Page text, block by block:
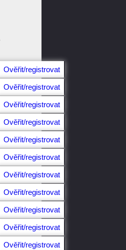
Ověřit/registrovat
Ověřit/registrovat
Ověřit/registrovat
Ověřit/registrovat
Ověřit/registrovat
Ověřit/registrovat
Ověřit/registrovat
Ověřit/registrovat
Ověřit/registrovat
Ověřit/registrovat
Ověřit/registrovat